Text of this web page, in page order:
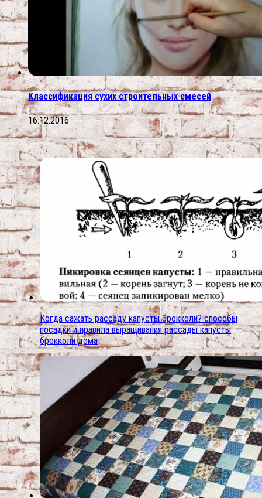
Классификация сухих строительных смесей
16.12.2016
Когда сажать рассаду капусты брокколи? способы
посадки и правила выращивания рассады капусты
брокколи дома